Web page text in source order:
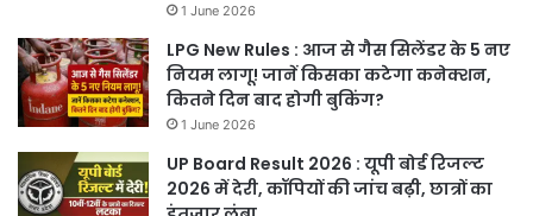
1 June 2026
LPG New Rules : आज से गैस सिलेंडर के 5 नए
नियम लागू! जानें किसका कटेगा कनेक्शन,
कितने दिन बाद होगी बुकिंग?
1 June 2026
UP Board Result 2026 : यूपी बोर्ड रिजल्ट
2026 में देरी, कॉपियों की जांच बढ़ी, छात्रों का